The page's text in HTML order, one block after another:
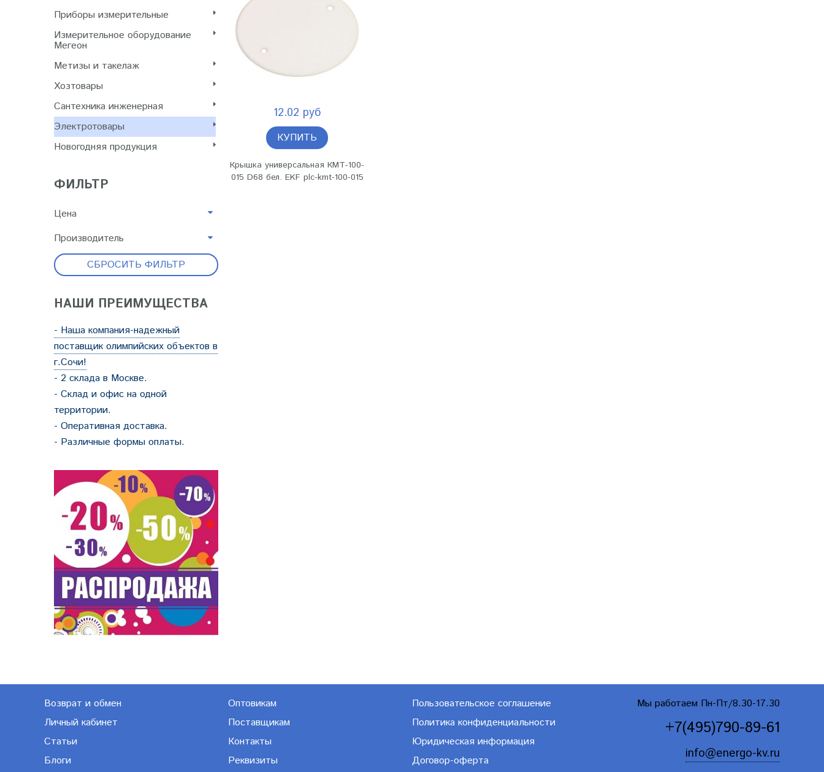
Приборы измерительные
Измерительное оборудование
Мегеон
Метизы и такелаж
Хозтовары
Сантехника инженерная
Электротовары
Новогодняя продукция
ФИЛЬТР
Цена
Производитель
СБРОСИТЬ ФИЛЬТР
НАШИ ПРЕИМУЩЕСТВА
- Наша компания-надежный
поставщик олимпийских объектов в
г.Сочи!
- 2 склада в Москве.
- Склад и офис на одной
территории.
- Оперативная доставка.
- Различные формы оплаты.
12.02 руб
КУПИТЬ
Крышка универсальная КМТ-100-
015 D68 бел. EKF plc-kmt-100-015
Возврат и обмен
Личный кабинет
Статьи
Блоги
Оптовикам
Поставщикам
Контакты
Реквизиты
Пользовательское соглашение
Политика конфиденциальности
Юридическая информация
Договор-оферта
Мы работаем Пн-Пт/8.30-17.30
+7(495)790-89-61
info@energo-kv.ru